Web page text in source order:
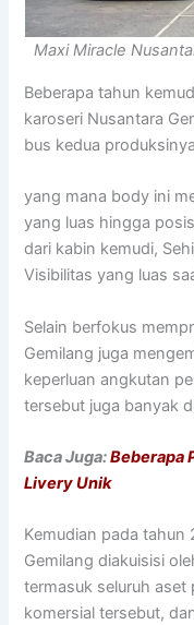
Maxi Miracle
Beberapa tahun
karoseri Nusantara
bus kedua
yang mana body ini
yang luas hingga
dari kabin kemudi,
Visibilitas yang luas
Selain berfokus
Gemilang juga
keperluan angkutan
tersebut juga banyak
Baca Juga:Beberapa
Livery Unik
Kemudian pada tahun
Gemilang diakuisisi
termasuk seluruh aset
komersial tersebut,